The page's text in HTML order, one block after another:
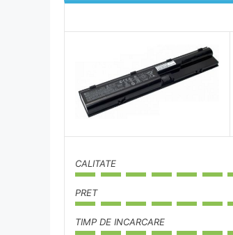
CALITATE
PRET
TIMP DE INCARCARE